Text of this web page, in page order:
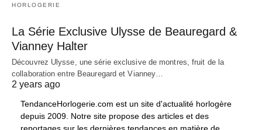
HORLOGERIE
La Série Exclusive Ulysse de Beauregard &
Vianney Halter
Découvrez Ulysse, une série exclusive de montres, fruit de la
collaboration entre Beauregard et Vianney…
2 years ago
TendanceHorlogerie.com est un site d'actualité horlogère
depuis 2009. Notre site propose des articles et des